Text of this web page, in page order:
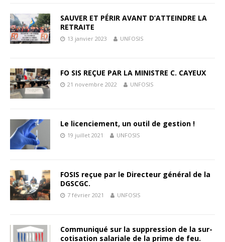
SAUVER ET PÉRIR AVANT D’ATTEINDRE LA
RETRAITE
13 janvier 2023 UNFOSIS
FO SIS REÇUE PAR LA MINISTRE C. CAYEUX
21 novembre 2022 UNFOSIS
Le licenciement, un outil de gestion !
19 juillet 2021 UNFOSIS
FOSIS reçue par le Directeur général de la
DGSCGC.
7 février 2021 UNFOSIS
Communiqué sur la suppression de la sur-
cotisation salariale de la prime de feu.